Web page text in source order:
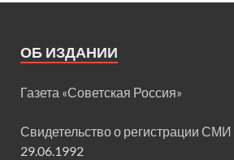
ОБ ИЗДАНИИ
Газета «Советская Россия»
Свидетельство о регистрации СМИ
29.06.1992